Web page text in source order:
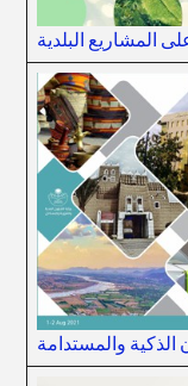
المشاريع البلدية
والمستدامة